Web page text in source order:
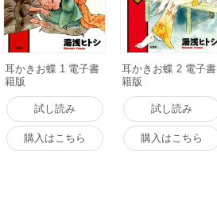
耳かきお蝶 1 電子書
籍版
試し読み
購入はこちら
耳かきお蝶 2 電子書
籍版
試し読み
購入はこちら